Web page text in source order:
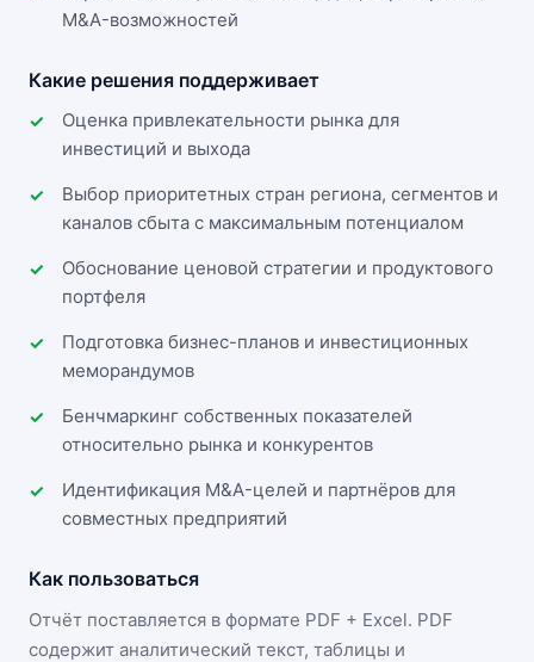
M&A-возможностей
Какие решения поддерживает
Оценка привлекательности рынка для
инвестиций и выхода
Выбор приоритетных стран региона, сегментов и
каналов сбыта с максимальным потенциалом
Обоснование ценовой стратегии и продуктового
портфеля
Подготовка бизнес-планов и инвестиционных
меморандумов
Бенчмаркинг собственных показателей
относительно рынка и конкурентов
Идентификация M&A-целей и партнёров для
совместных предприятий
Как пользоваться
Отчёт поставляется в формате PDF + Excel. PDF
содержит аналитический текст, таблицы и